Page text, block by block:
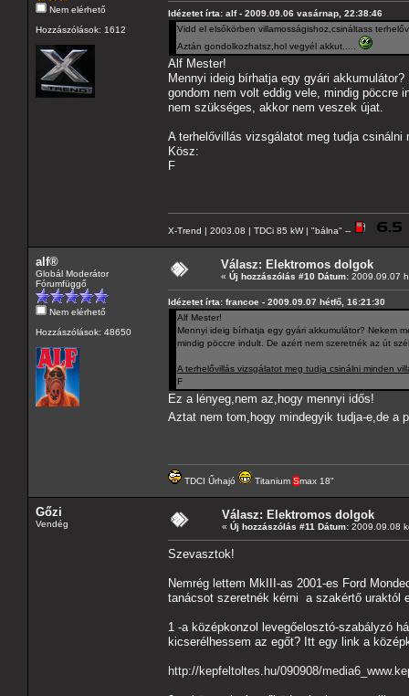
Nem elérhető
Hozzászólások: 1612
Idézetet írta: alf - 2009.09.06 vasárnap, 22:38:46
Vidd el elsőkörben villamosságishoz,csináltass
Aztán gondolkozhatsz,hol vegyél akkut.....
Alf Mester!
Mennyi ideig bírhatja egy gyári
gondom nem volt eddig vele, mindig pöccre
nem szükséges, akkor nem veszek újat.
A terhelővillás vizsgálatot meg tudja csinálni
Kösz:
F
X-Trend | 2003.08 | TDCi 85 kW | "bálna" --
alf®
Globál Moderátor
Fórumfüggő
Nem elérhető
Hozzászólások: 48650
Válasz: Elektromos dolgok
« Új hozzászólás #10 Dátum: 2009.09.07
Idézetet írta: francoe - 2009.09.07 hétfő, 16:21:30
Alf Mester!
Mennyi ideig bírhatja egy gyári akkumulátor? Nekem
mindig pöccre indult. De azért nem szeretnék az út
A terhelővillás vizsgálatot meg tudja csinálni minden
F
Ez a lényeg,nem az,hogy mennyi idős!
Aztat nem tom,hogy mindegyik tudja-e,de a
TDCI Űrhajó Titanium Smax 18"
Gőzi
Vendég
Válasz: Elektromos dolgok
« Új hozzászólás #11 Dátum: 2009.09.08
Szevasztok!
Nemrég lettem MkIII-as 2001-es Ford
tanácsot szeretnék kérni a szakértő uraktól
1 -a középkonzol levegőelosztó-szabályzó
kicserélhessem az egőt? Itt egy link a
http://kepfeltoltes.hu/090908/